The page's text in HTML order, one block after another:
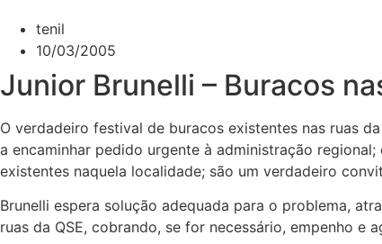
tenil
10/03/2005
Junior Brunelli – Buracos
O verdadeiro festival de buracos existentes nas ruas
a encaminhar pedido urgente à administração
existentes naquela localidade; são um verdadeiro
Brunelli espera solução adequada para o problema,
ruas da QSE, cobrando, se for necessário, empenho e